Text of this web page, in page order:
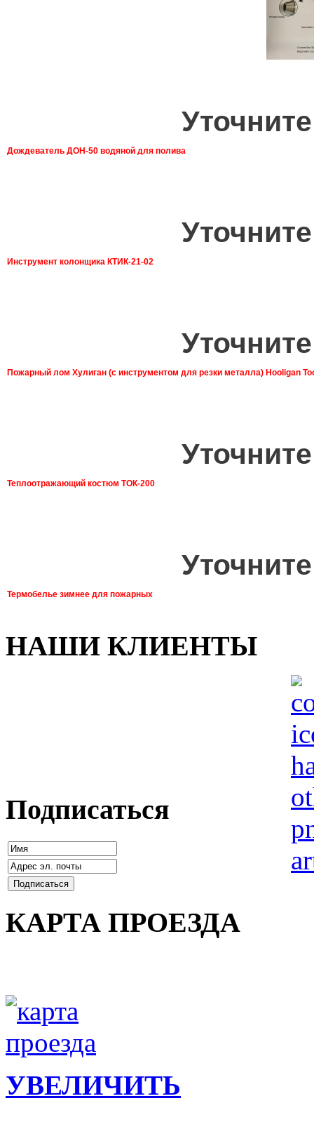
Дождеватель ДОН-50 водяной для полива
Инструмент колонщика КТИК-21-02
Пожарный лом Хулиган (с инструментом для резки металла) Hooligan
Теплоотражающий костюм ТОК-200
Термобелье зимнее для пожарных
НАШИ КЛИЕНТЫ
Подписаться
КАРТА ПРОЕЗДА
УВЕЛИЧИТЬ